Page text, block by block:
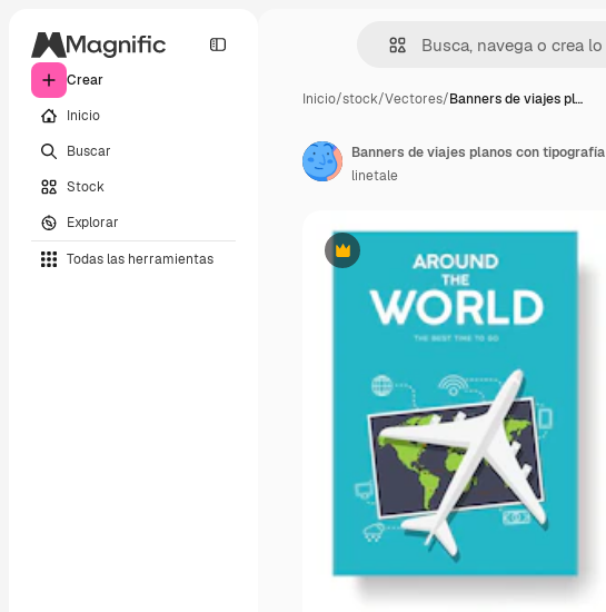
Crear
Inicio
Buscar
Stock
Explorar
Todas las herramientas
Inicio/stock/Vectores/Banners de viajes pl…
Premium
Banners de viajes planos con tipografía
linetale